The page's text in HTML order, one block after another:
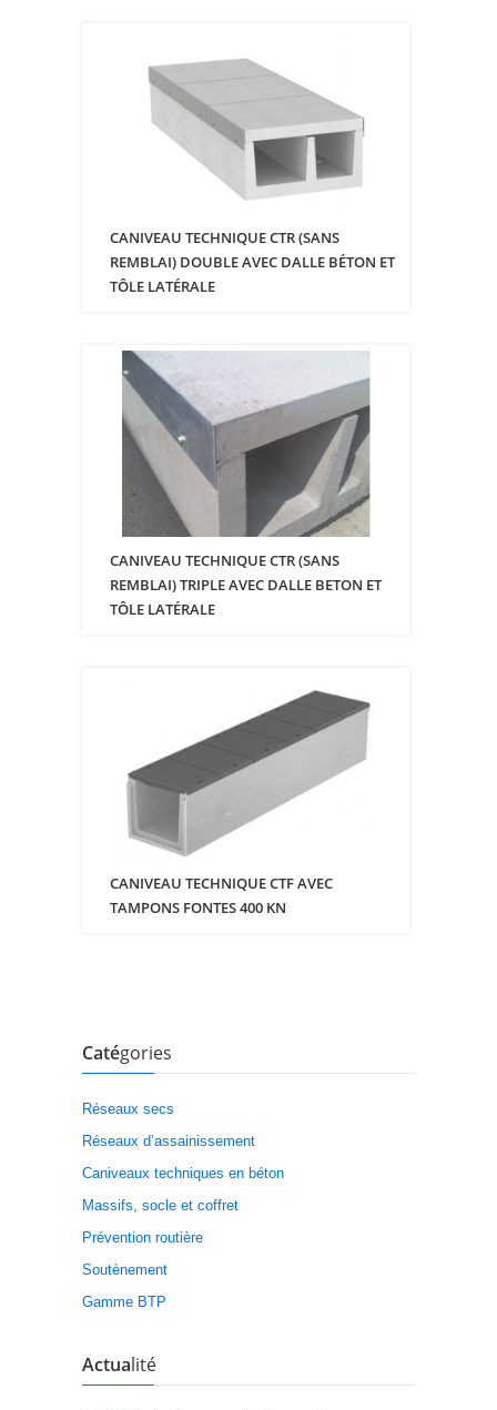
CANIVEAU TECHNIQUE CTR (SANS
REMBLAI) DOUBLE AVEC DALLE BÉTON ET
TÔLE LATÉRALE
CANIVEAU TECHNIQUE CTR (SANS
REMBLAI) TRIPLE AVEC DALLE BETON ET
TÔLE LATÉRALE
CANIVEAU TECHNIQUE CTF AVEC
TAMPONS FONTES 400 KN
Catégories
Réseaux secs
Réseaux d’assainissement
Caniveaux techniques en béton
Massifs, socle et coffret
Prévention routière
Soutènement
Gamme BTP
Actualité